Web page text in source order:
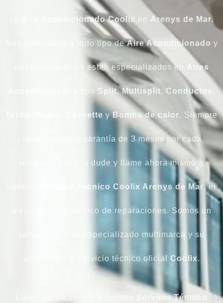
Aire Acondicionado Coolix en Arenys de Mar.
Nos dedicamos a todo tipo deAire Acondicionado y
nuestros técnicos están especializados en Aires
tipo Split,Multisplit, Conductos ,
Cassette yBomba de calor. Siempre
ofrecemos una garantía de 3 meses por cada
reparación. No lo dude y llame ahora mismo a
Servicio Técnico Coolix Arenys de Mar, el
mejor servicio técnico de reparaciones. Somos un
servicio técnico especializado multimarca y su
alternativa al servicio técnico oficial Coolix.
Servicio Técnico